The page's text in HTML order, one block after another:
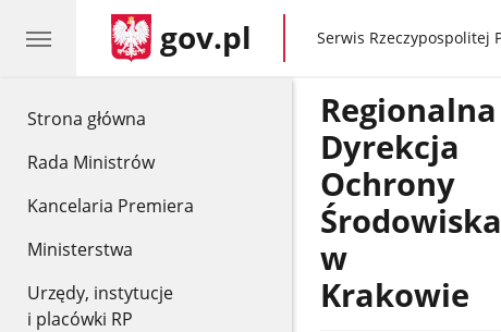
Strona główna
Rada Ministrów
Kancelaria Premiera
Ministerstwa
Urzędy, instytucje
i placówki RP
gov.pl gov.pl
Serwis Rzeczypospolitej
Regionalna
Dyrekcja
Ochrony
Środowiska
w
Krakowie